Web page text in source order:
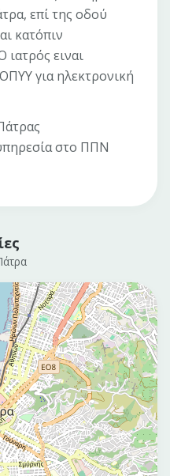
επί της οδού
κατόπιν
ειναι
για ηλεκτρονική
στο ΠΠΝ